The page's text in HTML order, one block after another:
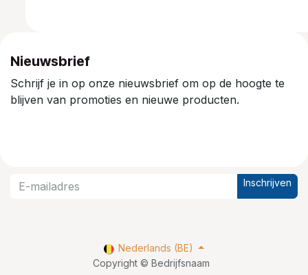
Nieuwsbrief
Schrijf je in op onze nieuwsbrief om op de hoogte te
blijven van promoties en nieuwe producten.
Inschrijven
Copyright © Bedrijfsnaam
Nederlands (BE)